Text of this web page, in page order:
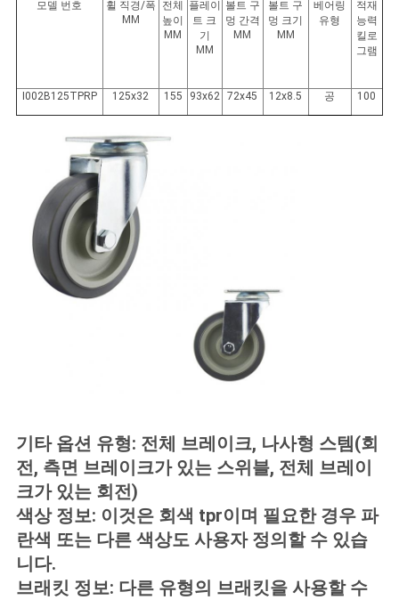
모델 번호
휠 직경/폭
MM
전체
높이
MM
플레이
트 크
기
MM
볼트 구
멍 간격
MM
볼트 구
멍 크기
MM
베어링
유형
적재
능력
킬로
그램
I002B125TPRP 125x32 155 93x62 72x45 12x8.5 공 100
기타 옵션 유형: 전체 브레이크, 나사형 스템(회
전, 측면 브레이크가 있는 스위블, 전체 브레이
크가 있는 회전)
색상 정보: 이것은 회색 tpr이며 필요한 경우 파
란색 또는 다른 색상도 사용자 정의할 수 있습
니다.
브래킷 정보: 다른 유형의 브래킷을 사용할 수